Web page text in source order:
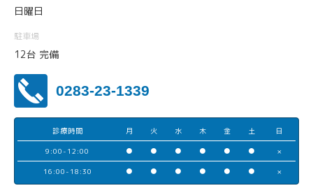
日曜日
駐車場
12台 完備
0283-23-1339
診療時間 月 火 水 木 金 土 日
9:00-12:00 ● ● ● ● ● ● ×
16:00-18:30 ● ● ● ● ● ● ×